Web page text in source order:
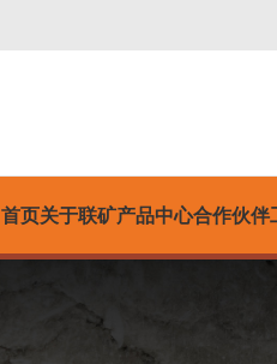
首页关于联矿产品中心合作伙伴